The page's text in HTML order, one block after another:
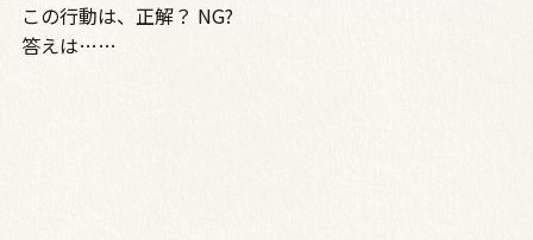
この行動は、正解？ NG?
答えは……